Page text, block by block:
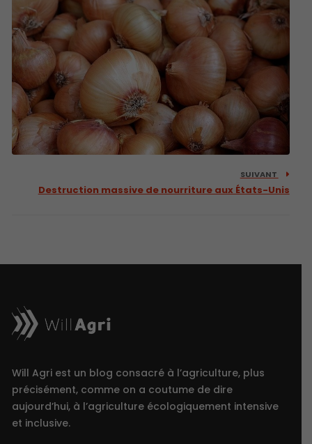
SUIVANT
Destruction massive de nourriture aux États-Unis
Will Agri est un blog consacré à l’agriculture, plus
précisément, comme on a coutume de dire
aujourd’hui, à l’agriculture écologiquement intensive
et inclusive.